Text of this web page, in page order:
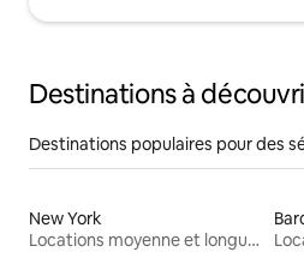
Destinations à
Destinations populaires pour des
New York
Locations moyenne et longue durée